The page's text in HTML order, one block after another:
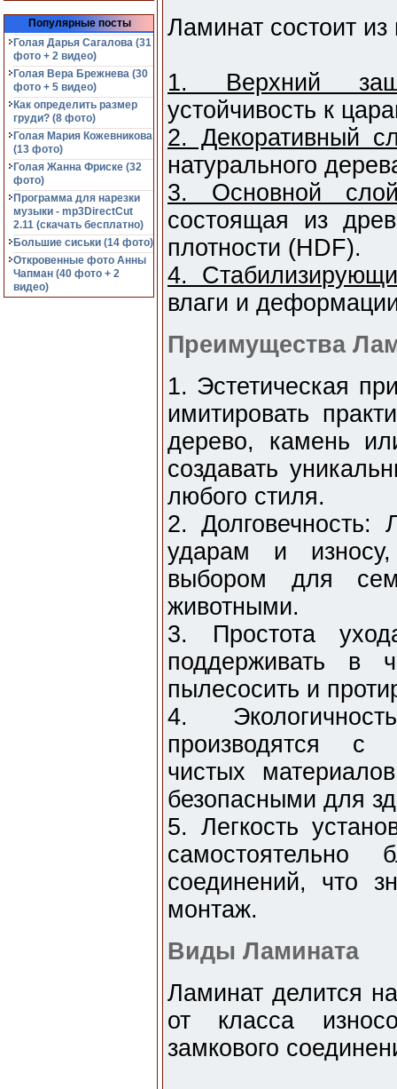
Популярные посты
Голая Дарья Сагалова (31
фото + 2 видео)
Голая Вера Брежнева (30
фото + 5 видео)
Как определить размер
груди? (8 фото)
Голая Мария Кожевникова
(13 фото)
Голая Жанна Фриске (32
фото)
Программа для нарезки
музыки - mp3DirectCut
2.11 (cкачать бесплатно)
Большие сиськи (14 фото)
Откровенные фото Анны
Чапман (40 фото + 2
видео)
Ламинат состоит из
1. Верхний
устойчивость к
2. Декоративный
натурального
3. Основной
состоящая из
плотности (HDF).
4.
влаги и
Преимущества
1. Эстетическая
имитировать
дерево, камень
создавать
любого стиля.
2. Долговечность:
ударам и
выбором для
животными.
3. Простота
поддерживать в
пылесосить и
4.
производятся с
чистых
безопасными для
5. Легкость
самостоятельно
соединений, что
монтаж.
Виды Ламината
Ламинат делится
от класса
замкового